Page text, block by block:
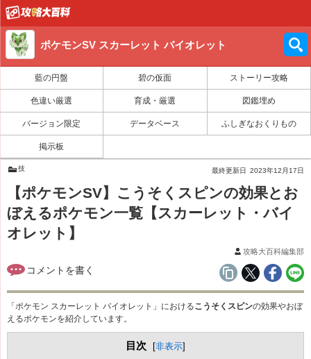
ポケモンSV スカーレット バイオレット
藍の円盤 碧の仮面 ストーリー攻略
色違い厳選 育成・厳選 図鑑埋め
バージョン限定 データベース ふしぎなおくりもの
掲示板
技 最終更新日 2023年12月17日
【ポケモンSV】こうそくスピンの効果とお
ぼえるポケモン一覧【スカーレット・バイ
オレット】
攻略大百科編集部
「ポケモン スカーレット バイオレット」におけるこうそくスピンの効果やおぼ
えるポケモンを紹介しています。
目次 [非表示]